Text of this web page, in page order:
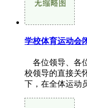
学校体育运动会
各位领导、各
校领导的直接关
下，在全体运动